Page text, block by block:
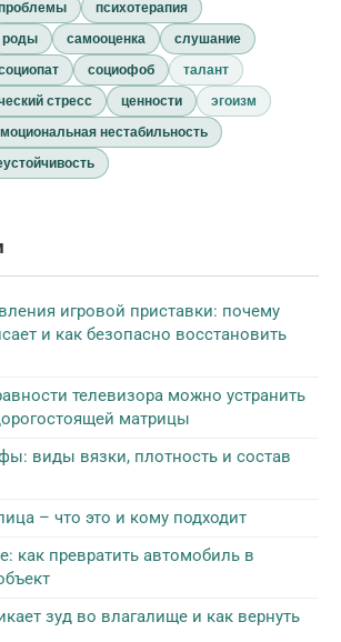
психотерапия
роды самооценка
слушание
социофоб
талант
стресс ценности
эгоизм
нестабильность
игровой приставки: почему
и как безопасно восстановить
телевизора можно устранить
матрицы
виды вязки, плотность и состав
– что это и кому подходит
как превратить автомобиль в
зуд во влагалище и как вернуть